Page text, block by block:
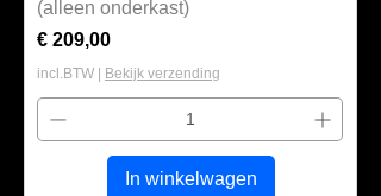
(alleen onderkast)
Prijs
€ 209,00
incl.BTW Bekijk verzending
In winkelwagen